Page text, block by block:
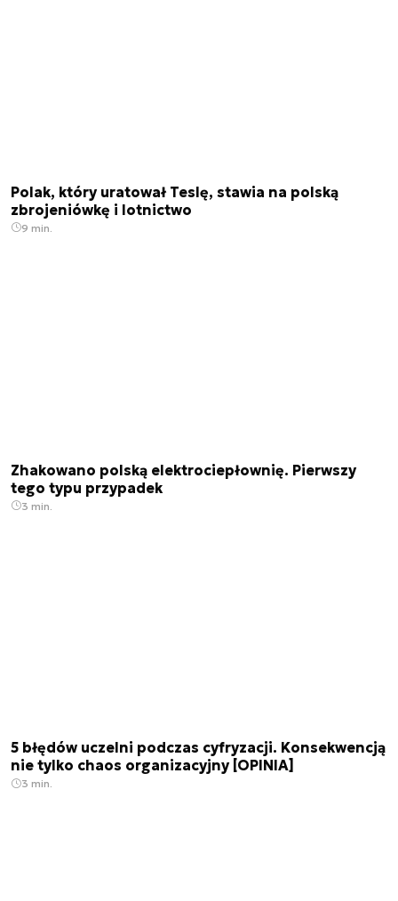
Polak, który uratował Teslę, stawia na polską
zbrojeniówkę i lotnictwo
9 min.
Zhakowano polską elektrociepłownię. Pierwszy
tego typu przypadek
3 min.
5 błędów uczelni podczas cyfryzacji. Konsekwencją
nie tylko chaos organizacyjny [OPINIA]
3 min.